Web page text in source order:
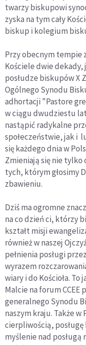
twarzy biskupowi
zyska na tym cały
biskup i kolegium
Przy obecnym tempie
Kościele dwie dekady,
posłudze biskupów X
Ogólnego Synodu
adhortacji "Pastore
w ciągu dwudziestu
nastąpić radykalne
społeczeństwie, jak i
się każdego dnia w
Zmieniają się nie
tych, którym głosimy
zbawieniu.
Dziś ma ogromne
na co dzień ci, którzy
kształt misji
również w naszej
pełnienia posługi
wyrazem
wiary i do Kościoła. To
Malcie na forum CCEE
generalnego Synodu
naszym kraju. Także
cierpliwością,
myślenie nad